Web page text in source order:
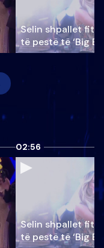
Selin shpallet
të pestë të ‘Big
02:56
Selin shpallet
të pestë të ‘Big